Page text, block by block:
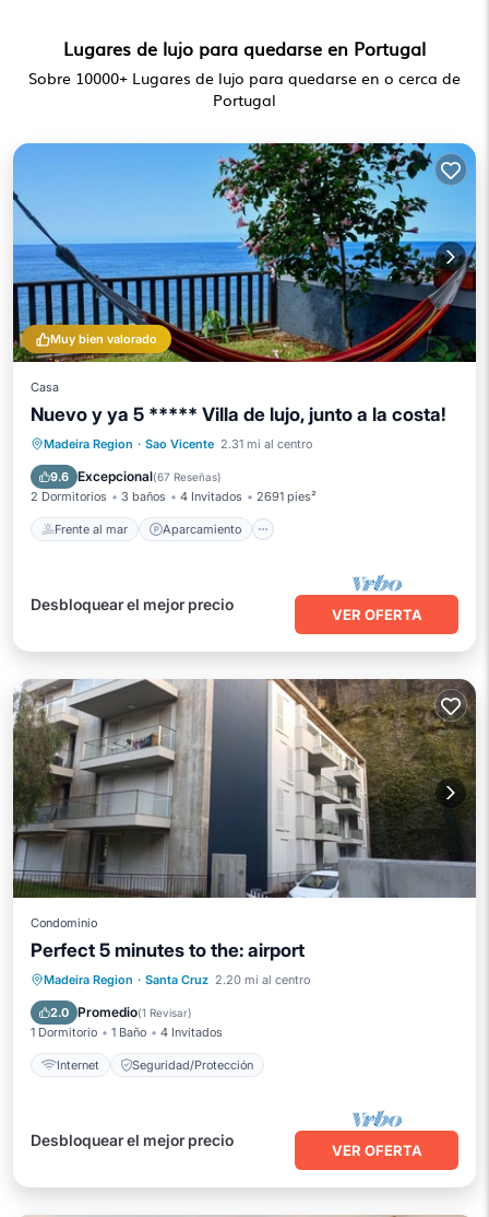
Lugares de lujo para quedarse en Portugal
Sobre 10000+ Lugares de lujo para quedarse en o cerca de
Portugal
Muy bien valorado
Casa
Nuevo y ya 5 ***** Villa de lujo, junto a la costa!
Madeira Region · Sao Vicente 2.31 mi al centro
9.6 Excepcional(67 Reseñas)
2 Dormitorios 3 baños 4 Invitados 2691 pies²
Frente al mar Aparcamiento
Frente al mar
Aparcamiento
Vista al mar
Desbloquear el mejor precio
VER OFERTA
Condominio
Perfect 5 minutes to the: airport
Madeira Region · Santa Cruz 2.20 mi al centro
2.0 Promedio(1 Revisar)
1 Dormitorio 1 Baño 4 Invitados
Internet Seguridad/Protección
Internet
Desbloquear el mejor precio
VER OFERTA